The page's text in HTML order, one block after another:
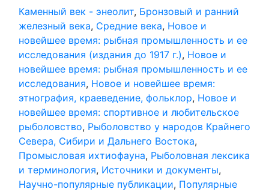
Каменный век - энеолит, Бронзовый и ранний
железный века, Средние века, Новое и
новейшее время: рыбная промышленность и ее
исследования (издания до 1917 г.), Новое и
новейшее время: рыбная промышленность и ее
исследования, Новое и новейшее время:
этнография, краеведение, фольклор, Новое и
новейшее время: спортивное и любительское
рыболовство, Рыболовство у народов Крайнего
Севера, Сибири и Дальнего Востока,
Промысловая ихтиофауна, Рыболовная лексика
и терминология, Источники и документы,
Научно-популярные публикации, Популярные